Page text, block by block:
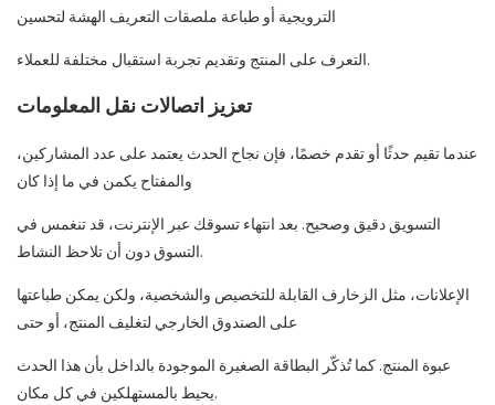
الترويجية أو طباعة ملصقات التعريف الهشة لتحسين
التعرف على المنتج وتقديم تجربة استقبال مختلفة للعملاء.
تعزيز اتصالات نقل المعلومات
عندما تقيم حدثًا أو تقدم خصمًا، فإن نجاح الحدث يعتمد على عدد المشاركين،
والمفتاح يكمن في ما إذا كان
التسويق دقيق وصحيح. بعد انتهاء تسوقك عبر الإنترنت، قد تنغمس في
التسوق دون أن تلاحظ النشاط.
الإعلانات، مثل الزخارف القابلة للتخصيص والشخصية، ولكن يمكن طباعتها
على الصندوق الخارجي لتغليف المنتج، أو حتى
عبوة المنتج. كما تُذكّر البطاقة الصغيرة الموجودة بالداخل بأن هذا الحدث
يحيط بالمستهلكين في كل مكان.